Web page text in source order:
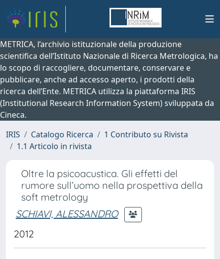
METRICA, l’archivio istituzionale della produzione
scientifica dell’Istituto Nazionale di Ricerca Metrologica, ha
lo scopo di raccogliere, documentare, conservare e
pubblicare, anche ad accesso aperto, i prodotti della
ricerca dell’Ente. METRICA utilizza la piattaforma IRIS
(Institutional Research Information System) sviluppata da
Cineca.
IRIS
Catalogo Ricerca
1 Contributo su Rivista
1.1 Articolo in rivista
Oltre la psicoacustica. Gli effetti del
rumore sull’uomo nella prospettiva della
soft metrology
SCHIAVI, ALESSANDRO
2012